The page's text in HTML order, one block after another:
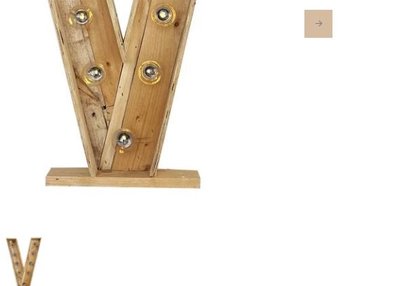
Next